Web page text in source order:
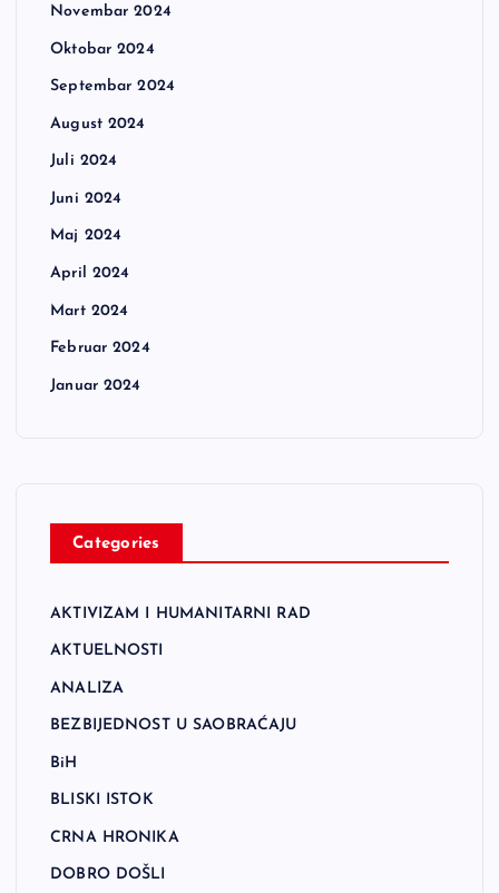
Novembar 2024
Oktobar 2024
Septembar 2024
August 2024
Juli 2024
Juni 2024
Maj 2024
April 2024
Mart 2024
Februar 2024
Januar 2024
Categories
AKTIVIZAM I HUMANITARNI RAD
AKTUELNOSTI
ANALIZA
BEZBIJEDNOST U SAOBRAĆAJU
BiH
BLISKI ISTOK
CRNA HRONIKA
DOBRO DOŠLI